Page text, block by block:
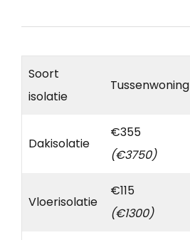
Soort
isolatie
Tussenwoning
Dakisolatie
€355
(€3750)
Vloerisolatie
€115
(€1300)